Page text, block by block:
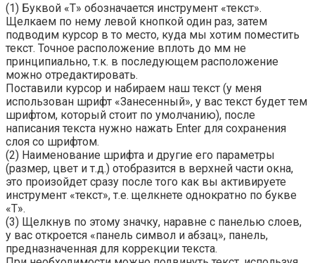
(1) Буквой «Т» обозначается инструмент «текст».
Щелкаем по нему левой кнопкой один раз, затем
подводим курсор в то место, куда мы хотим поместить
текст. Точное расположение вплоть до мм не
принципиально, т.к. в последующем расположение
можно отредактировать.
Поставили курсор и набираем наш текст (у меня
использован шрифт «Занесенный», у вас текст будет тем
шрифтом, который стоит по умолчанию), после
написания текста нужно нажать Enter для сохранения
слоя со шрифтом.
(2) Наименование шрифта и другие его параметры
(размер, цвет и т.д.) отобразится в верхней части окна,
это произойдет сразу после того как вы активируете
инструмент «текст», т.е. щелкнете однократно по букве
«Т».
(3) Щелкнув по этому значку, наравне с панелью слоев,
у вас откроется «панель символ и абзац», панель,
предназначенная для коррекции текста.